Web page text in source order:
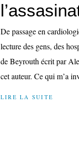
De passage en
lecture des gens, des
de Beyrouth écrit par
cet auteur. Ce qui m’a
LIRE LA SUITE